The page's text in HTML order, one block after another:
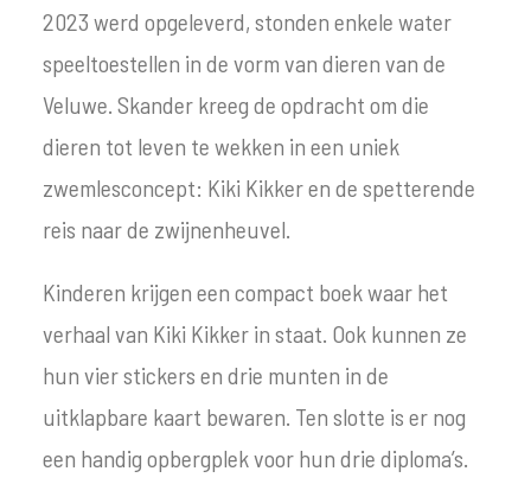
Over Skander
Contact
2023 werd opgeleverd, stonden enkele water
speeltoestellen in de vorm van dieren van de
Veluwe. Skander kreeg de opdracht om die
dieren tot leven te wekken in een uniek
zwemlesconcept: Kiki Kikker en de spetterende
reis naar de zwijnenheuvel.
Kinderen krijgen een compact boek waar het
verhaal van Kiki Kikker in staat. Ook kunnen ze
hun vier stickers en drie munten in de
uitklapbare kaart bewaren. Ten slotte is er nog
een handig opbergplek voor hun drie diploma’s.